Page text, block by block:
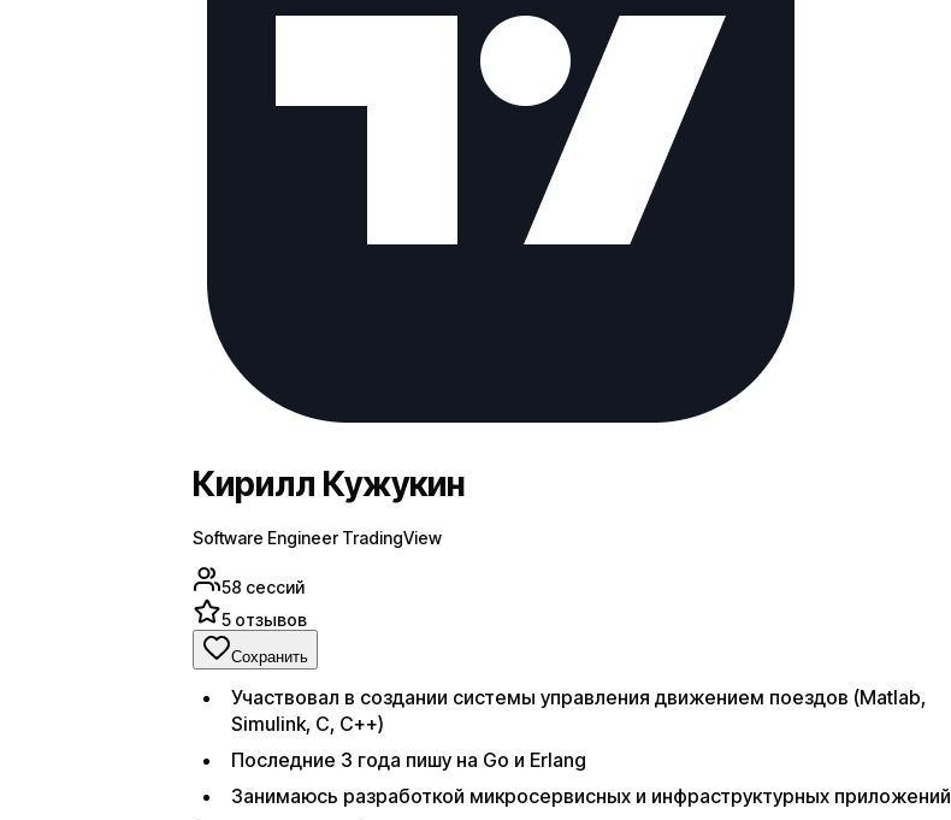
Кирилл Кужукин
Software Engineer TradingView
58 сессий
5 отзывов
Сохранить
Участвовал в создании системы управления движением поездов (Matlab,
Simulink, C, C++)
Последние 3 года пишу на Go и Erlang
Занимаюсь разработкой микросервисных и инфраструктурных приложений​ ​